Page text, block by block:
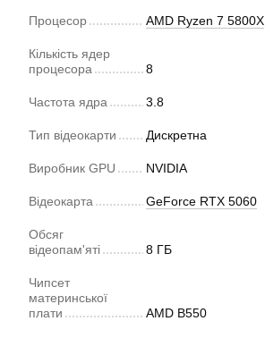
Процесор AMD Ryzen 7 5800X
Кількість ядер
процесора
8
Частота ядра 3.8
Тип відеокарти Дискретна
Виробник GPU NVIDIA
Відеокарта GeForce RTX 5060
Обсяг
відеопам'яті
8 ГБ
Чипсет
материнської
плати
AMD B550